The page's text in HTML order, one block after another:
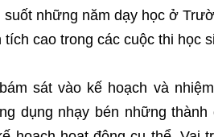
những năm dạy học ở
tích cao trong các cuộc thi học
sát vào kế hoạch và
dụng nhạy bén những